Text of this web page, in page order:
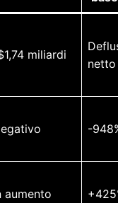
miliardi
netto
-
aumento